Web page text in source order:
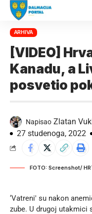
ARHIVA
[VIDEO]
Kanadu, a
posvetio
Napisao Zlatan
27 studenoga, 2022
FOTO: Screenshot/
‘Vatreni' su nakon
zube. U drugoj utakmici